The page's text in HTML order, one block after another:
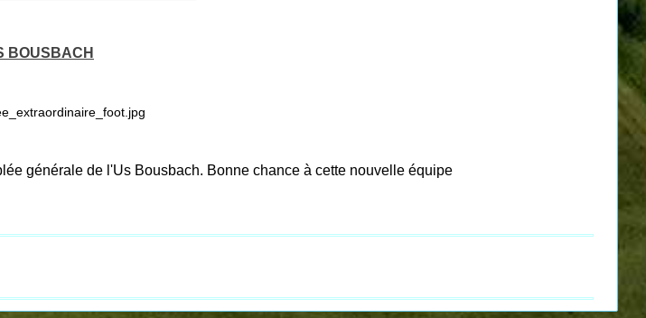
BOUSBACH
générale de l'Us Bousbach. Bonne chance à cette nouvelle équipe